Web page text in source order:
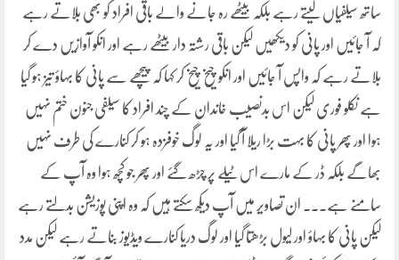
ساتھ سیلفیاں لیتے رہے بلکہ بیٹھے رہ جانے والے باقی افراد کو بھی بلاتے رہے
کہ آ جائیں اور پانی کو دیکھیں لیکن باقی رشتہ دار بیٹھے رہے اور انکو آوازیں دے کر
بلاتے رہے کہ واپس آ جائیں اور انکو چیخ چیخ کر کہا کہ پیچھے سے پانی کا بہاؤ تیز ہو گیا
ہے نکلو فوری لیکن اس بدنصیب خاندان کے چند افراد کا سیلفی جنون ختم نہیں
ہوا اور پھر پانی کا بہت بڑا ریلا آ گیا اور یہ لوگ خوفزدہ ہو کر کنارے کی طرف نہیں
بھاگے بلکہ ڈر کے مارے اس ٹیلے پر چڑھ گئے اور پھر جو کچھ ہوا وہ آپ کے
سامنے ہے۔۔۔ ان تصاویر میں آپ دیکھ سکتے ہیں کہ وہ اپنی پوزیشن بدلتے رہے
لیکن پانی کا بہاؤ اور لیول بڑھتا گیا اور لوگ دریا کنارے ویڈیوز بناتے رہے لیکن مدد